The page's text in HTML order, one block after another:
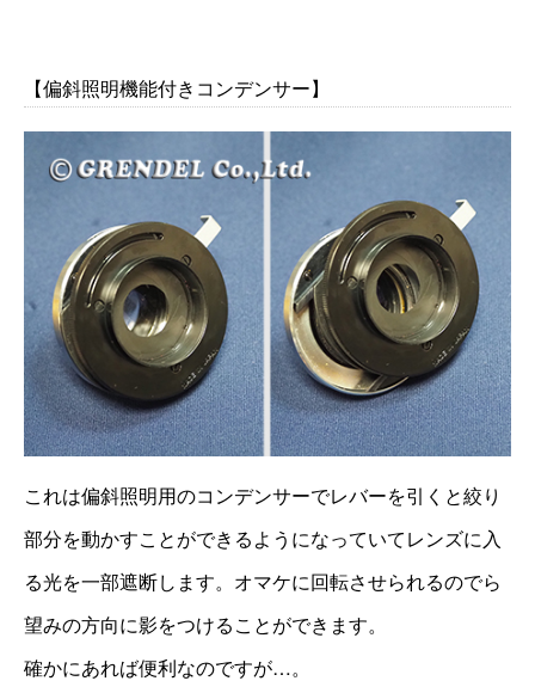
【偏斜照明機能付きコンデンサー】
これは偏斜照明用のコンデンサーでレバーを引くと絞り
部分を動かすことができるようになっていてレンズに入
る光を一部遮断します。オマケに回転させられるのでら
望みの方向に影をつけることができます。
確かにあれば便利なのですが…。